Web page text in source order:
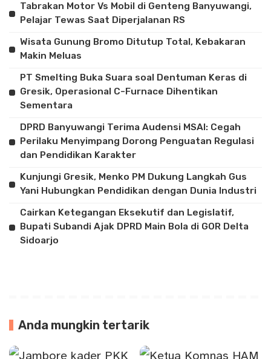
Tabrakan Motor Vs Mobil di Genteng Banyuwangi,
Pelajar Tewas Saat Diperjalanan RS
Wisata Gunung Bromo Ditutup Total, Kebakaran
Makin Meluas
PT Smelting Buka Suara soal Dentuman Keras di
Gresik, Operasional C-Furnace Dihentikan
Sementara
DPRD Banyuwangi Terima Audensi MSAI: Cegah
Perilaku Menyimpang Dorong Penguatan Regulasi
dan Pendidikan Karakter
Kunjungi Gresik, Menko PM Dukung Langkah Gus
Yani Hubungkan Pendidikan dengan Dunia Industri
Cairkan Ketegangan Eksekutif dan Legislatif,
Bupati Subandi Ajak DPRD Main Bola di GOR Delta
Sidoarjo
Anda mungkin tertarik